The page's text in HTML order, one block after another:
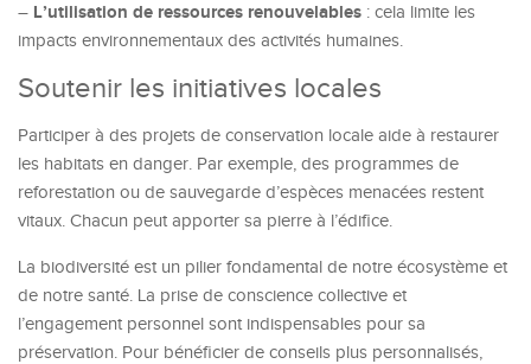
– L’utilisation de ressources renouvelables : cela limite les
impacts environnementaux des activités humaines.
Soutenir les initiatives locales
Participer à des projets de conservation locale aide à restaurer
les habitats en danger. Par exemple, des programmes de
reforestation ou de sauvegarde d’espèces menacées restent
vitaux. Chacun peut apporter sa pierre à l’édifice.
La biodiversité est un pilier fondamental de notre écosystème et
de notre santé. La prise de conscience collective et
l’engagement personnel sont indispensables pour sa
préservation. Pour bénéficier de conseils plus personnalisés,